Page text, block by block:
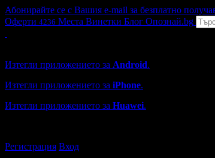
Абонирайте се с Вашия e-mail за безплатно
Оферти 4236 Места Винетки Блог Опознай.bg
Изтегли приложението за Android.
Изтегли приложението за iPhone.
Изтегли приложението за Huawei.
Регистрация Вход